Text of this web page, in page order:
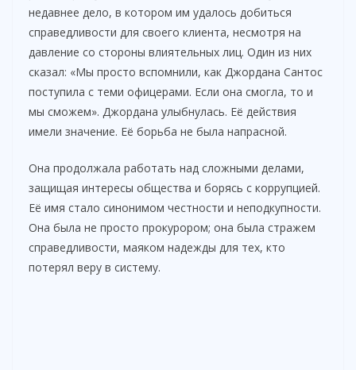
недавнее дело, в котором им удалось добиться
справедливости для своего клиента, несмотря на
давление со стороны влиятельных лиц. Один из них
сказал: «Мы просто вспомнили, как Джордана Сантос
поступила с теми офицерами. Если она смогла, то и
мы сможем». Джордана улыбнулась. Её действия
имели значение. Её борьба не была напрасной.
Она продолжала работать над сложными делами,
защищая интересы общества и борясь с коррупцией.
Её имя стало синонимом честности и неподкупности.
Она была не просто прокурором; она была стражем
справедливости, маяком надежды для тех, кто
потерял веру в систему.